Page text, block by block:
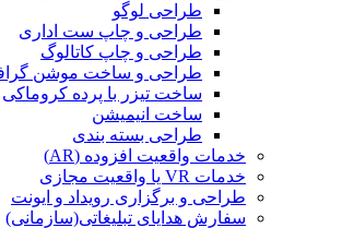
طراحی لوگو
طراحی و چاپ ست اداری
طراحی و چاپ کاتالوگ
طراحی و ساخت موشن
ساخت تیزر با پرده کروماکی
ساخت انیمیشن
طراحی بسته بندی
خدمات واقعیت افزوده (AR)
خدمات VR یا واقعیت مجازی
طراحی و برگزاری رویداد و ایونت
سفارش هدایای تبلیغاتی(سازمانی)